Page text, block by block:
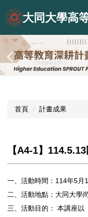
到
主
要
容
大同大學高
首頁 計畫成果
【A4-1】
一、活動時間：114年5月
二、活動地點：大同大學
三、活動目的： 本講座以